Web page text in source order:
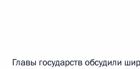
Главы государств обсудили